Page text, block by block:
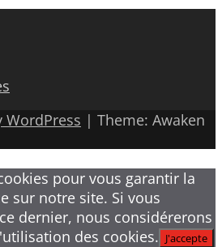
WordPress | Theme: Awaken
pour vous garantir la
sur notre site. Si vous
dernier, nous considérerons
des cookies. J'accepte